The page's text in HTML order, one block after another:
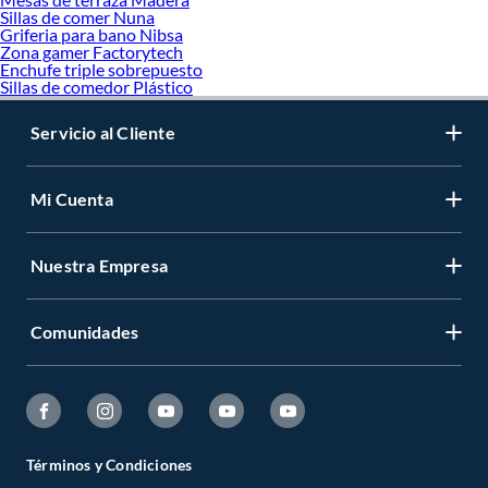
La elección del material es fundamental para garantizar el rendimiento, la
durabilidad y la apariencia del perfil tubular redondo en cada aplicación. A
continuación, se describen los materiales más comunes disponibles en el
mercado.
tubulares redondos. Ofrece una excelente relación entre resistencia mecánica y
costo, lo que lo convierte en la opción preferida para estructuras, cerramientos,
marcos y soportes. Sin embargo, requiere tratamientos de protección superficial
como pintura anticorrosiva o galvanizado para evitar la oxidación en ambientes
Costo accesible.
Consideraciones:
Susceptible a la corrosión sin tratamiento protector.
Acero Galvanizado
Sillas de comer Nuna
Griferia para bano Nibsa
Zona gamer Factorytech
Enchufe triple sobrepuesto
Sillas de comedor Plástico
Servicio al Cliente
Mi Cuenta
Nuestra Empresa
Comunidades
Términos y Condiciones